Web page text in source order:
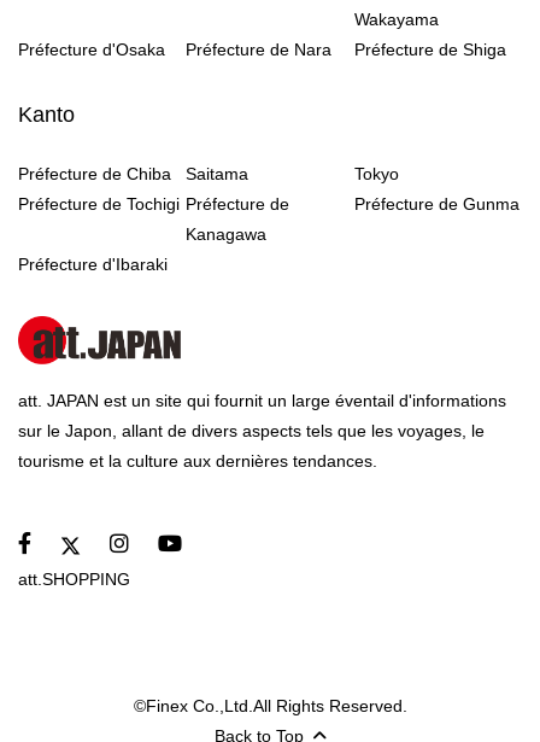
Wakayama
Préfecture d'Osaka
Préfecture de Nara Préfecture de Shiga
Kanto
Préfecture de Chiba Saitama
Tokyo
Préfecture de Tochigi Préfecture de
Kanagawa
Préfecture de Gunma
Préfecture d'Ibaraki
att. JAPAN est un site qui fournit un large éventail d'informations
sur le Japon, allant de divers aspects tels que les voyages, le
tourisme et la culture aux dernières tendances.
att.SHOPPING
©Finex Co.,Ltd.All Rights Reserved.
Back to Top